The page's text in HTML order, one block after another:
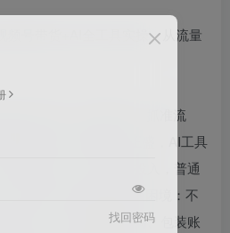
核心的是：找对赛道、抓准流
号双平台带货风口正盛，AI工具
专业背景、无需大额投入，普通
但很多人想做IP却陷入困境：不
流量；不会搭建直播间、包装账
找回密码